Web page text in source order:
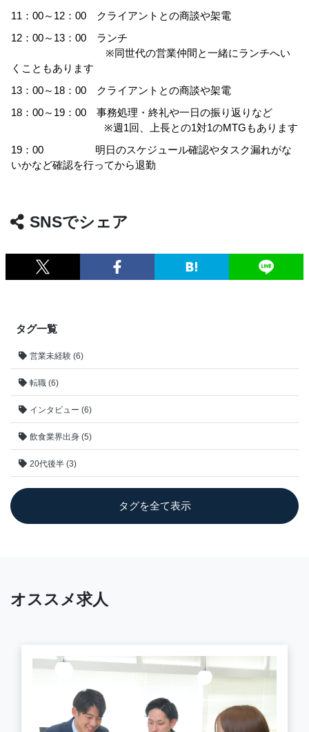
11：00～12：00 クライアントとの商談や架電
12：00～13：00 ランチ
※同世代の営業仲間と一緒にランチへい
くこともあります
13：00～18：00 クライアントとの商談や架電
18：00～19：00 事務処理・終礼や一日の振り返りなど
※週1回、上長との1対1のMTGもあります
19：00 明日のスケジュール確認やタスク漏れがな
いかなど確認を行ってから退勤
SNSでシェア
タグ一覧
営業未経験 (6)
転職 (6)
インタビュー (6)
飲食業界出身 (5)
20代後半 (3)
タグを全て表示
オススメ求人